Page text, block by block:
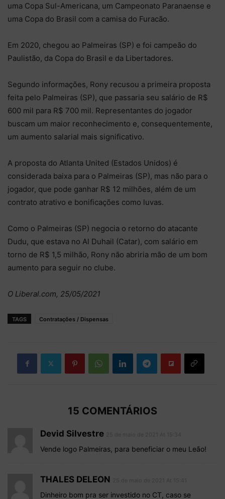
uma Copa Sul-Americana, um Campeonato Paranaense e
uma Copa do Brasil com a camisa do Furacão.
Em 2020, chegou ao Palmeiras (SP) e foi campeão do
Paulistão, da Copa do Brasil e da Libertadores.
Segundo informações, Rony recusou a primeira proposta
feita pelo Palmeiras (SP), que passaria seu salário de R$
600 mil para R$ 700 mil. Representantes do jogador
buscam um maior reconhecimento e, consequentemente,
um aumento salarial mais significativo.
A proposta do Atlanta United (Estados Unidos) é
considerada baixa para o Palmeiras (SP), mas não para o
jogador, que pode ganhar R$ 12 milhões, além de um
contrato atrativo e bonificações como luvas.
Como o Palmeiras (SP) negocia o retorno do atacante
Dudu, que estava no Al Duhail (Catar), com salário em
torno de R$ 1,5 milhão, Rony não abriria mão de um bom
aumento para seguir no clube.
O Liberal.com, 25/05/2021
TAGS Contratações / Dispensas
15 COMENTÁRIOS
Devid Silvestre
Vende logo Palmeiras, para beneficiar o meu Leão!
THALES DELEON
Dinheiro bom pra ser investido no CT, caso se